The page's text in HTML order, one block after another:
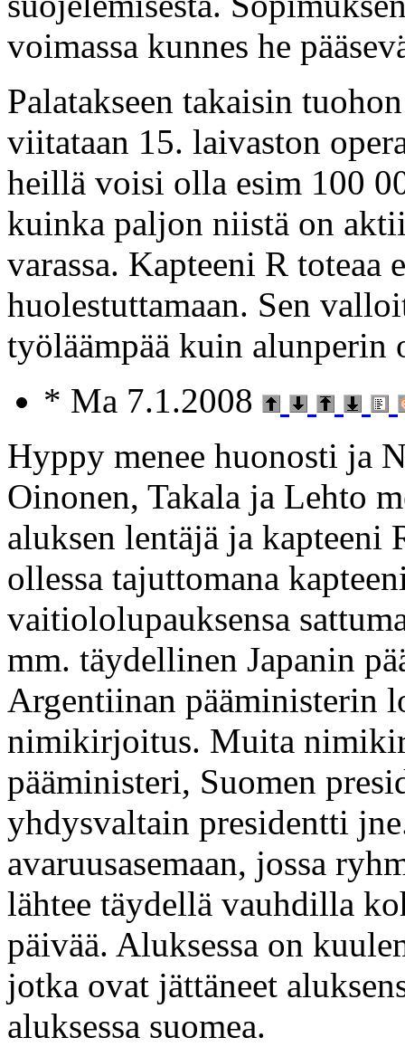
voimassa kunnes he
Palatakseen takaisin
viitataan 15. laivaston
heillä voisi olla esim 100
kuinka paljon niistä on
varassa. Kapteeni R
huolestuttamaan. Sen
työläämpää kuin alunperin
* Ma 7.1.2008
Hyppy menee huonosti ja
Oinonen, Takala ja Lehto
aluksen lentäjä ja
ollessa tajuttomana
vaitiololupauksensa
mm. täydellinen Japanin
Argentiinan pääministerin
nimikirjoitus. Muita
pääministeri, Suomen
yhdysvaltain presidentti
avaruusasemaan, jossa
lähtee täydellä vauhdilla
päivää. Aluksessa on
jotka ovat jättäneet
aluksessa suomea.